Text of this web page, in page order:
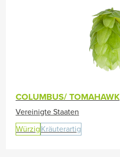
COLUMBUS/ TOMAHAWK
Vereinigte Staaten
Würzig Kräuterartig